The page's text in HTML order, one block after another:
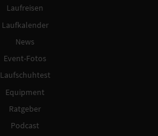
Laufreisen
Laufkalender
News
Event-Fotos
Laufschuhtest
Equipment
Ratgeber
Podcast